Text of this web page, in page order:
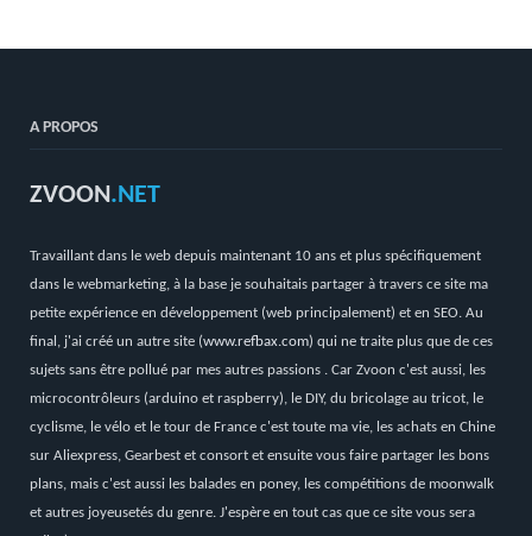
A PROPOS
ZVOON.NET
Travaillant dans le web depuis maintenant 10 ans et plus spécifiquement
dans le webmarketing, à la base je souhaitais partager à travers ce site ma
petite expérience en développement (web principalement) et en SEO. Au
final, j'ai créé un autre site (www.refbax.com) qui ne traite plus que de ces
sujets sans être pollué par mes autres passions . Car Zvoon c'est aussi, les
microcontrôleurs (arduino et raspberry), le DIY, du bricolage au tricot, le
cyclisme, le vélo et le tour de France c'est toute ma vie, les achats en Chine
sur Aliexpress, Gearbest et consort et ensuite vous faire partager les bons
plans, mais c'est aussi les balades en poney, les compétitions de moonwalk
et autres joyeusetés du genre. J'espère en tout cas que ce site vous sera